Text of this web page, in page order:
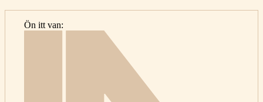
Ön itt van: